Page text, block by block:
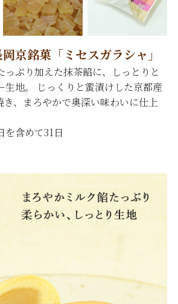
京銘菓「ミセスガラシャ」
っぷり加えた抹茶餡に、しっとりと
生地。 じっくりと蜜漬けした京都産
き、まろやかで奥深い味わいに仕上
を含めて31日